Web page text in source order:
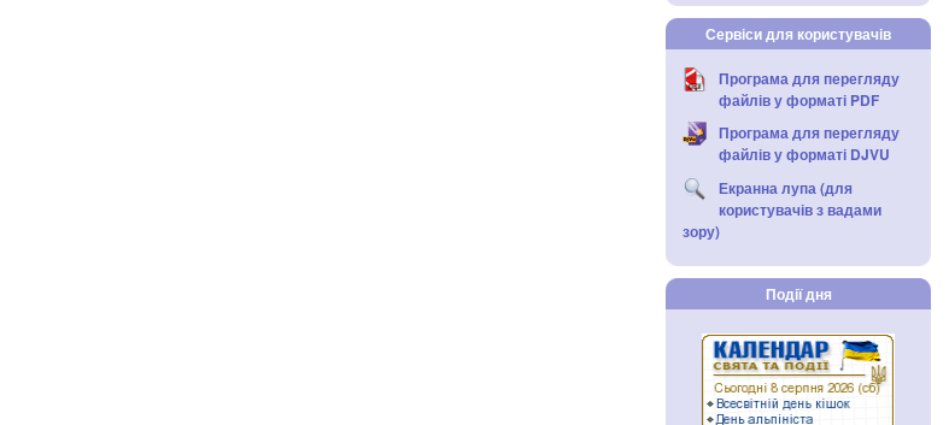
Сервіси для користувачів
Програма для перегляду
файлів у форматі PDF
Програма для перегляду
файлів у форматі DJVU
Екранна лупа (для
користувачів з вадами
зору)
Події дня